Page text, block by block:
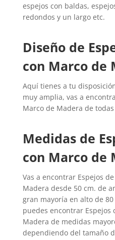
espejos con baldas,
redondos y un largo etc.
Diseño de
con Marco de
Aquí tienes a tu
muy amplia, vas a
Marco de Madera de
Medidas de
con Marco de
Vas a encontrar Espejos
Madera desde 50 cm. de
gran mayoría en alto de
puedes encontrar Espejos
Madera de medidas
dependiendo del tamaño